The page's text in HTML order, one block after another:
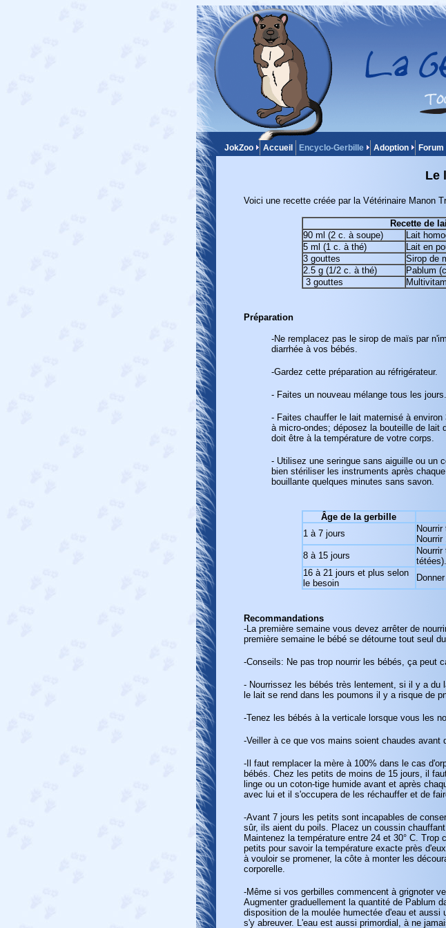
JokZoo Accueil Encyclo-Gerbille Adoption Forum
Le
Voici une recette créée par la Vétérinaire Manon
Recette de
90 ml (2 c. à soupe)
Lait
5 ml (1 c. à thé)
Lait en
3 gouttes
Sirop de
2.5 g (1/2 c. à thé)
Pablum
3 gouttes
Préparation
-Ne remplacez pas le sirop de maïs par
diarrhée à vos bébés.
-Gardez cette préparation au réfrigérateur.
- Faites un nouveau mélange tous les jours.
- Faites chauffer le lait maternisé à
à micro-ondes; déposez la bouteille de lait
doit être à la température de votre corps.
- Utilisez une seringue sans aiguille ou un
bien stériliser les instruments après
bouillante quelques minutes sans savon.
Âge de la gerbille
1 à 7 jours
8 à 15 jours
16 à 21 jours et plus selon
le besoin
Recommandations
-La première semaine vous devez arrêter de
première semaine le bébé se détourne tout seul
-Conseils: Ne pas trop nourrir les bébés, ça peut
- Nourrissez les bébés très lentement, si il y a
le lait se rend dans les poumons il y a risque de
-Tenez les bébés à la verticale lorsque vous les
-Veiller à ce que vos mains soient chaudes avant
-Il faut remplacer la mère à 100% dans le cas
bébés. Chez les petits de moins de 15 jours, il
linge ou un coton-tige humide avant et après
avec lui et il s'occupera de les réchauffer et de
-Avant 7 jours les petits sont incapables de
sûr, ils aient du poils. Placez un coussin
Maintenez la température entre 24 et 30° C.
petits pour savoir la température exacte près
à vouloir se promener, la côte à monter les
corporelle.
-Même si vos gerbilles commencent à grignoter
Augmenter graduellement la quantité de Pablum
disposition de la moulée humectée d'eau et aussi
s'y abreuver. L'eau est aussi primordial, à ne